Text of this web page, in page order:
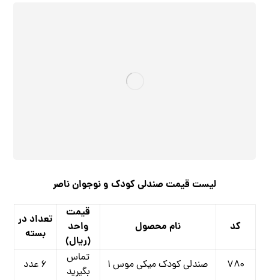
لیست قیمت صندلی کودک و نوجوان ناصر
کد نام محصول
قیمت
واحد
(ریال)
تعداد در
بسته
۷۸۰ صندلی کودک میکی موس ۱
تماس
بگیرید
۶ عدد